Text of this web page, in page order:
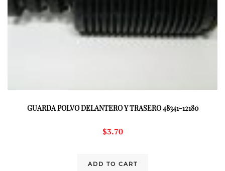
GUARDA POLVO DELANTERO Y TRASERO 48341-12180
$3.70
ADD TO CART